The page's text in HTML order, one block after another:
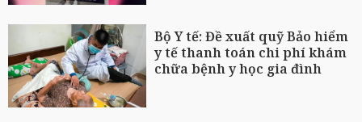
Bộ Y tế: Đề xuất quỹ Bảo hiểm
y tế thanh toán chi phí khám
chữa bệnh y học gia đình